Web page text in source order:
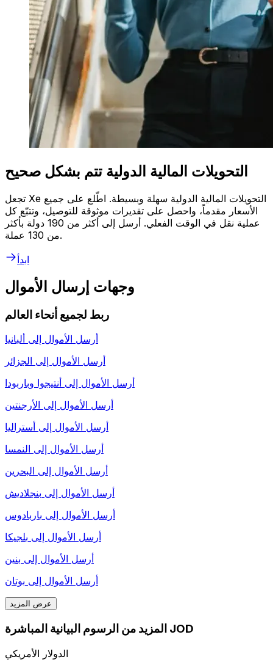
التحويلات المالية الدولية تتم بشكل صحيح
تجعل Xe التحويلات المالية الدولية سهلة وبسيطة. اطّلع على جميع
الأسعار مقدماً، واحصل على تقديرات موثوقة للتوصيل، وتتبّع كل
عملية نقل في الوقت الفعلي. أرسل إلى أكثر من 190 دولة بأكثر
من 130 عملة.
ابدأ
وجهات إرسال الأموال
ربط لجميع أنحاء العالم
أرسل الأموال إلى ألبانيا
أرسل الأموال إلى الجزائر
أرسل الأموال إلى أنتيجوا وباربودا
أرسل الأموال إلى الأرجنتين
أرسل الأموال إلى أستراليا
أرسل الأموال إلى النمسا
أرسل الأموال إلى البحرين
أرسل الأموال إلى بنجلاديش
أرسل الأموال إلى باربادوس
أرسل الأموال إلى بلجيكا
أرسل الأموال إلى بنين
أرسل الأموال إلى بوتان
عرض المزيد
المزيد من الرسوم البيانية المباشرة JOD
الدولار الأمريكي